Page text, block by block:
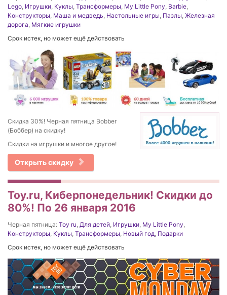
Lego Игрушки Куклы Трансформеры My Little Pony Barbie
Конструкторы Маша и медведь Настольные игры Пазлы Железная
дорога Мягкие игрушки
Срок истек, но может ещё действовать
Скидка 30%! Черная пятница Bobber
(Боббер) на скидку!
Скидки на игрушки и многое другое!
Открыть скидку
Toy.ru, Киберпонедельник! Скидки до
80%! По 26 января 2016
Черная пятница: Toy ru, Для детей, Игрушки, My Little Pony,
Конструкторы, Куклы, Трансформеры, Новый год, Подарки
Срок истек, но может ещё действовать